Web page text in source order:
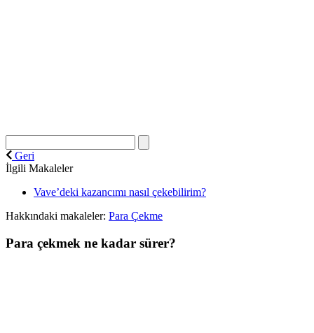
Geri
İlgili Makaleler
Vave’deki kazancımı nasıl çekebilirim?
Hakkındaki makaleler: Para Çekme
Para çekmek ne kadar sürer?